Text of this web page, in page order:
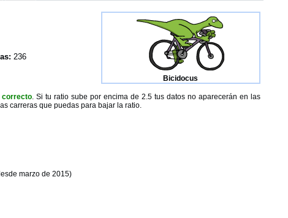
236
Bicidocus
correcto. Si tu ratio sube por encima de 2.5 tus datos no aparecerán en las
carreras que puedas para bajar la ratio.
marzo de 2015)